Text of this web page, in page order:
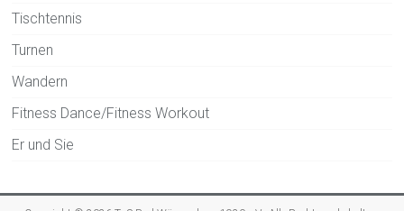
Tischtennis
Turnen
Wandern
Fitness Dance/Fitness Workout
Er und Sie